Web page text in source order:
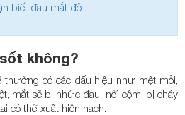
biết đau mắt đỏ
không?
có các dấu hiệu như mệt mỏi,
mắt sẽ bị nhức đau, nổi cộm, bị chảy
có thể xuất hiện hạch.